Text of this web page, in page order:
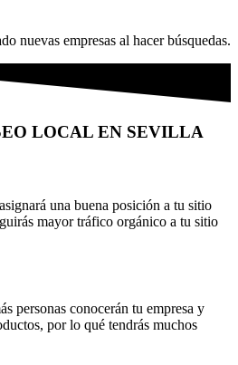
nuevas empresas al hacer búsquedas.
LOCAL EN SEVILLA
una buena posición a tu sitio
mayor tráfico orgánico a tu sitio
personas conocerán tu empresa y
por lo qué tendrás muchos